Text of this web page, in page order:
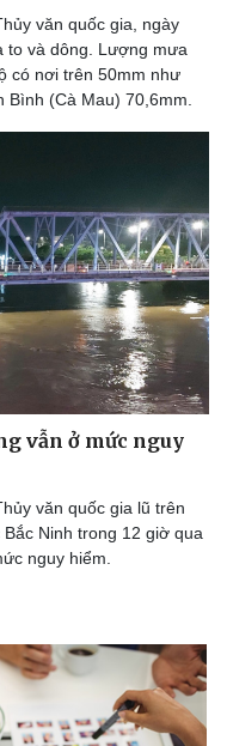
văn quốc gia, ngày
to và dông. Lượng mưa
có nơi trên 50mm như
Bình (Cà Mau) 70,6mm.
vẫn ở mức nguy
văn quốc gia lũ trên
Ninh trong 12 giờ qua
nguy hiểm.